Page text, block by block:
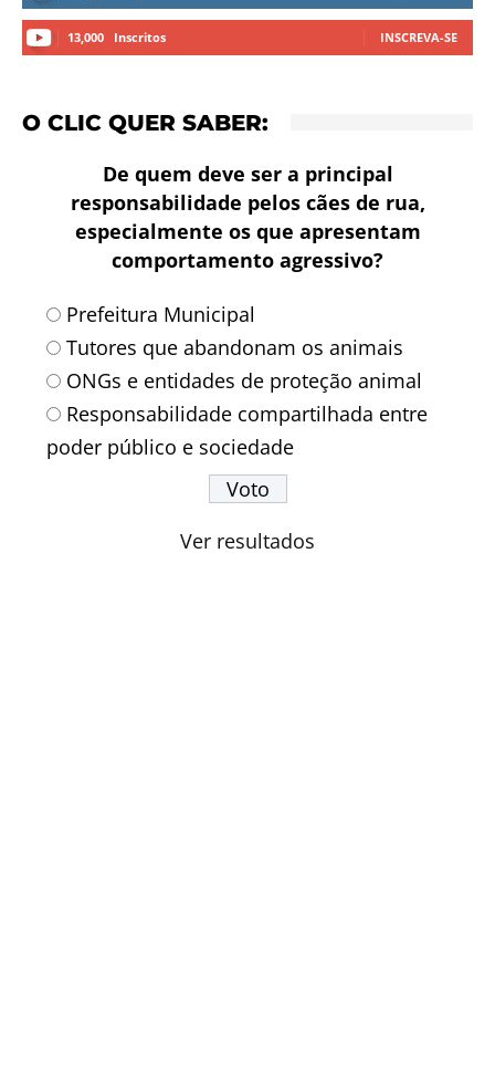
13,000 Inscritos INSCREVA-SE
O CLIC QUER SABER:
De quem deve ser a principal
responsabilidade pelos cães de rua,
especialmente os que apresentam
comportamento agressivo?
Prefeitura Municipal
Tutores que abandonam os animais
ONGs e entidades de proteção animal
Responsabilidade compartilhada entre
poder público e sociedade
Ver resultados